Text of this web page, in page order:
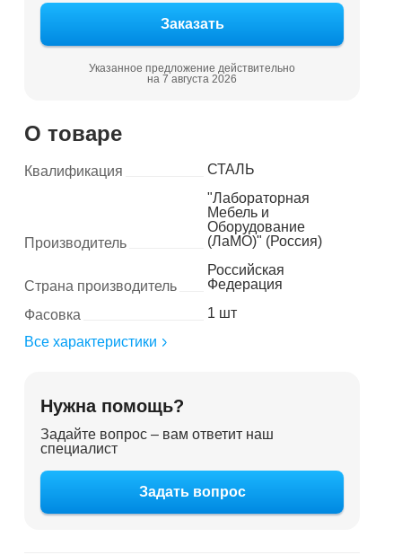
Указанное предложение действительно
на 7 августа 2026
О товаре
Квалификация СТАЛЬ
Производитель
"Лабораторная
Мебель и
Оборудование
(ЛаМО)" (Россия)
Страна производитель
Российская
Федерация
Фасовка
1 шт
Все характеристики
Нужна помощь?
Задайте вопрос – вам ответит наш
специалист
Задать вопрос